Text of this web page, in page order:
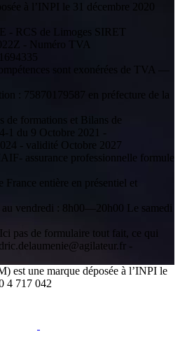
à l’INPI le 31 décembre 2020
RCS de Limoges SIRET
- Numéro TVA
sont exonérées de TVA —
: 75870179587 en préfecture de la
formations et Bilans de
1 du 9 Octobre 2021 -
- validité Octobre 2027
assurance professionnelle formule
entière en présentiel et
au vendredi : 8h00—20h00 Le samedi
pas de formulaire tout fait, ce qui
-
est une marque déposée à l’INPI le
4 717 042